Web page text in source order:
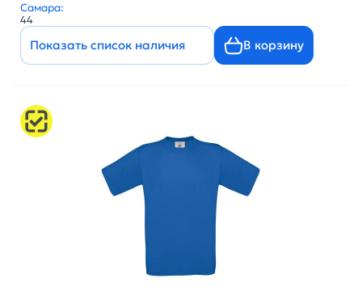
Самара:
44
Показать список наличия В корзину